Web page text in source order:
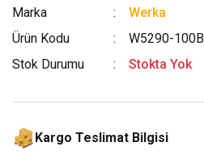
Marka
Werka
Ürün Kodu
W5290-100B
Stok Durumu
Stokta Yok
Kargo Teslimat Bilgisi